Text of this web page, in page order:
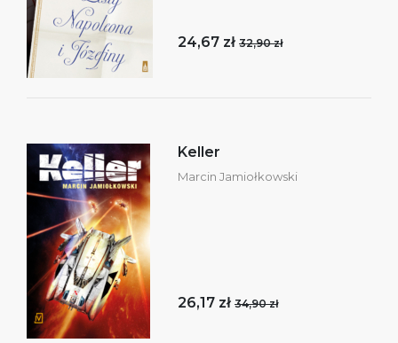
24,67 zł 32,90 zł
Keller
Marcin Jamiołkowski
26,17 zł 34,90 zł